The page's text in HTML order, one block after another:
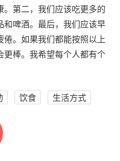
第二，我们应该吃更多的
啤酒。最后，我们应该早
。如果我们都能按照以上
更棒。我希望每个人都有个
饮食 生活方式